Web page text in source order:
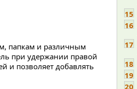
папкам и различным
при удержании правой
и позволяет добавлять
15
16
17
18
19
20